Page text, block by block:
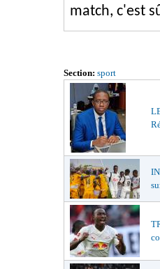
match, c'est
Section: sport